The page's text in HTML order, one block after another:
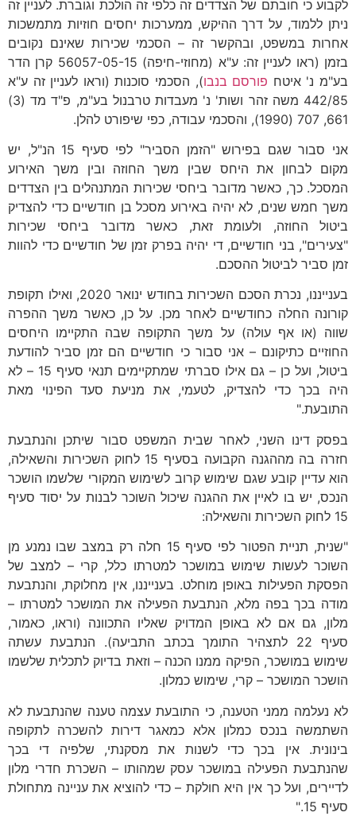
לקבוע כי חובתם של הצדדים זה כלפי זה הולכת וגוברת. לעניין זה
ניתן ללמוד, על דרך ההיקש, ממערכות יחסים חוזיות מתמשכות
אחרות במשפט, ובהקשר זה – הסכמי שכירות שאינם נקובים
בזמן (ראו לעניין זה: ע"א (מחוזי-חיפה) 56057-05-15 קרן הדר
בע"מ נ' איטח פורסם בנבו), הסכמי סוכנות (וראו לעניין זה ע"א
442/85 משה זהר ושות' נ' מעבדות טרבנול בע"מ, פ"ד מד (3)
661, 707 (1990), והסכמי עבודה, כפי שיפורט להלן.
אני סבור שגם בפירוש "הזמן הסביר" לפי סעיף 15 הנ"ל, יש
מקום לבחון את היחס שבין משך החוזה ובין משך האירוע
המסכל. כך, כאשר מדובר ביחסי שכירות המתנהלים בין הצדדים
משך חמש שנים, לא יהיה באירוע מסכל בן חודשיים כדי להצדיק
ביטול החוזה, ולעומת זאת, כאשר מדובר ביחסי שכירות
"צעירים", בני חודשיים, די יהיה בפרק זמן של חודשיים כדי להוות
זמן סביר לביטול ההסכם.
בענייננו, נכרת הסכם השכירות בחודש ינואר 2020, ואילו תקופת
קורונה החלה כחודשיים לאחר מכן. על כן, כאשר משך ההפרה
שווה (או אף עולה) על משך התקופה שבה התקיימו היחסים
החוזיים כתיקונם – אני סבור כי חודשיים הם זמן סביר להודעת
ביטול, ועל כן – גם אילו סברתי שמתקיימים תנאי סעיף 15 – לא
היה בכך כדי להצדיק, לטעמי, את מניעת סעד הפינוי מאת
התובעת."
בפסק דינו השני, לאחר שבית המשפט סבור שיתכן והנתבעת
חזרה בה מההגנה הקבועה בסעיף 15 לחוק השכירות והשאילה,
הוא עדיין קובע שגם שימוש קרוב לשימוש המקורי שלשמו הושכר
הנכס, יש בו לאיין את ההגנה שיכול השוכר לבנות על יסוד סעיף
15 לחוק השכירות והשאילה:
"שנית, תניית הפטור לפי סעיף 15 חלה רק במצב שבו נמנע מן
השוכר לעשות שימוש במושכר למטרתו כלל, קרי – למצב של
הפסקת הפעילות באופן מוחלט. בענייננו, אין מחלוקת, והנתבעת
מודה בכך בפה מלא, הנתבעת הפעילה את המושכר למטרתו –
מלון, גם אם לא באופן המדויק שאליו התכוונה (וראו, כאמור,
סעיף 22 לתצהיר התומך בכתב התביעה). הנתבעת עשתה
שימוש במושכר, הפיקה ממנו הכנה – וזאת בדיוק לתכלית שלשמו
הושכר המושכר – קרי, שימוש כמלון.
לא נעלמה ממני הטענה, כי התובעת עצמה טענה שהנתבעת לא
השתמשה בנכס כמלון אלא כמאגר דירות להשכרה לתקופה
בינונית. אין בכך כדי לשנות את מסקנתי, שלפיה די בכך
שהנתבעת הפעילה במושכר עסק שמהותו – השכרת חדרי מלון
לדיירים, ועל כך אין היא חולקת – כדי להוציא את עניינה מתחולת
סעיף 15."